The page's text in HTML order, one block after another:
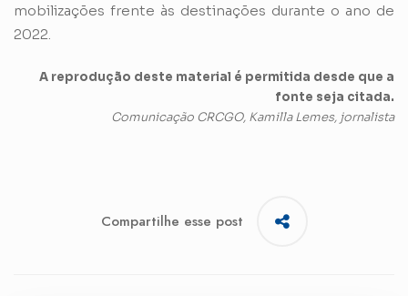
mobilizações frente às destinações durante o ano de
2022.
A reprodução deste material é permitida desde que a
fonte seja citada.
Comunicação CRCGO, Kamilla Lemes, jornalista
Compartilhe esse post